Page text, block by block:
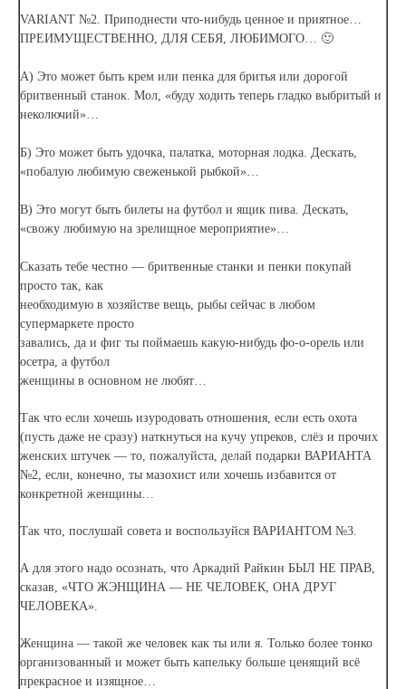
VARIANT №2. Приподнести что-нибудь ценное и приятное…
ПРЕИМУЩЕСТВЕННО, ДЛЯ СЕБЯ, ЛЮБИМОГО… 🙂
А) Это может быть крем или пенка для бритья или дорогой
бритвенный станок. Мол, «буду ходить теперь гладко выбритый и
неколючий»…
Б) Это может быть удочка, палатка, моторная лодка. Дескать,
«побалую любимую свеженькой рыбкой»…
В) Это могут быть билеты на футбол и ящик пива. Дескать,
«свожу любимую на зрелищное мероприятие»…
Сказать тебе честно — бритвенные станки и пенки покупай
просто так, как
необходимую в хозяйстве вещь, рыбы сейчас в любом
супермаркете просто
завались, да и фиг ты поймаешь какую-нибудь фо-о-орель или
осетра, а футбол
женщины в основном не любят…
Так что если хочешь изуродовать отношения, если есть охота
(пусть даже не сразу) наткнуться на кучу упреков, слёз и прочих
женских штучек — то, пожалуйста, делай подарки ВАРИАНТА
№2, если, конечно, ты мазохист или хочешь избавится от
конкретной женщины…
Так что, послушай совета и воспользуйся ВАРИАНТОМ №3.
А для этого надо осознать, что Аркадий Райкин БЫЛ НЕ ПРАВ,
сказав, «ЧТО ЖЭНЩИНА — НЕ ЧЕЛОВЕК, ОНА ДРУГ
ЧЕЛОВЕКА».
Женщина — такой же человек как ты или я. Только более тонко
организованный и может быть капельку больше ценящий всё
прекрасное и изящное…